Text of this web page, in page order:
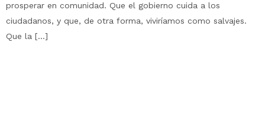
prosperar en comunidad. Que el gobierno cuida a los
ciudadanos, y que, de otra forma, viviríamos como salvajes.
Que la […]